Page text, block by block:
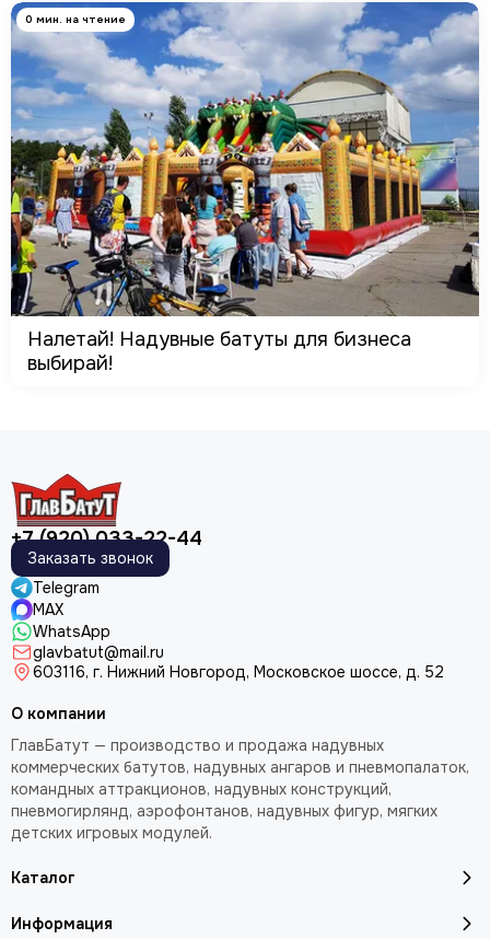
0 мин. на чтение
Налетай! Надувные батуты для бизнеса
выбирай!
+7 (920) 033-22-44
Заказать звонок
Telegram
MAX
WhatsApp
glavbatut@mail.ru
603116, г. Нижний Новгород, Московское шоссе, д. 52
Каталог
Информация
О компании
ГлавБатут — производство и продажа надувных
коммерческих батутов, надувных ангаров и пневмопалаток,
командных аттракционов, надувных конструкций,
пневмогирлянд, аэрофонтанов, надувных фигур, мягких
детских игровых модулей.